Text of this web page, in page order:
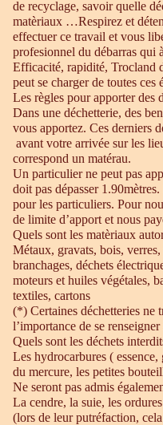
de recyclage, savoir quelle
matèriaux …Respirez et
effectuer ce travail et vous
profesionnel du débarras qui
Efficacité, rapidité, Trocland
peut se charger de toutes ces
Les règles pour apporter des
Dans une déchetterie, des
vous apportez. Ces derniers
avant votre arrivée sur les
correspond un matérau.
Un particulier ne peut pas
doit pas dépasser
pour les particuliers. Pour
de limite d’apport et nous
Quels sont les matèriaux
Métaux, gravats, bois,
branchages, déchets
moteurs et huiles végétales,
textiles, cartons
(*) Certaines déchetteries ne
l’importance de se
Quels sont les déchets
Les hydrocarbures (
du mercure, les petites
Ne seront pas admis
La cendre, la suie, les
(lors de leur putréfaction,